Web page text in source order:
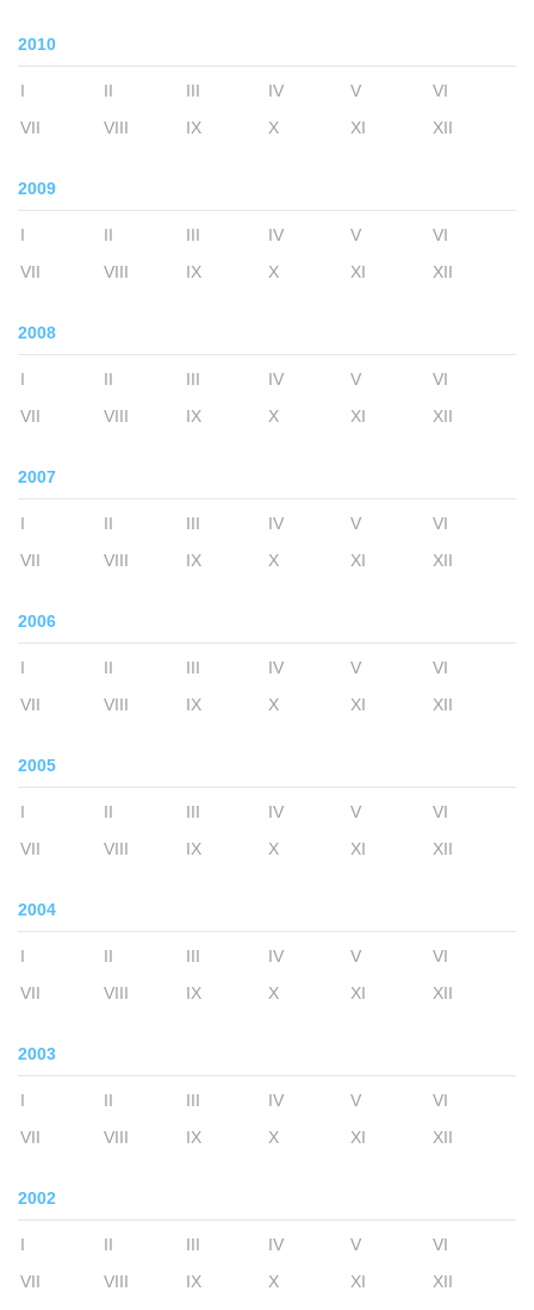
2010
I II III IV V
VI
VII
VIII IX X XI XII
2009
I II III IV V
VI
VII
VIII IX X XI XII
2008
I II III IV V
VI
VII
VIII IX X XI XII
2007
I II III IV V
VI
VII
VIII IX X XI XII
2006
I II III IV V
VI
VII
VIII IX X XI XII
2005
I II III IV V
VI
VII
VIII IX X XI XII
2004
I II III IV V
VI
VII
VIII IX X XI XII
2003
I II III IV V
VI
VII
VIII IX X XI XII
2002
I II III IV V
VI
VII
VIII IX X XI XII